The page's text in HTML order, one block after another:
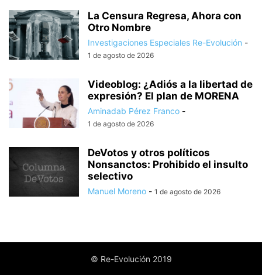
La Censura Regresa, Ahora con
Otro Nombre
Investigaciones Especiales Re-Evolución -
1 de agosto de 2026
Videoblog: ¿Adiós a la libertad de
expresión? El plan de MORENA
Aminadab Pérez Franco -
1 de agosto de 2026
DeVotos y otros políticos
Nonsanctos: Prohibido el insulto
selectivo
Manuel Moreno - 1 de agosto de 2026
© Re-Evolución 2019